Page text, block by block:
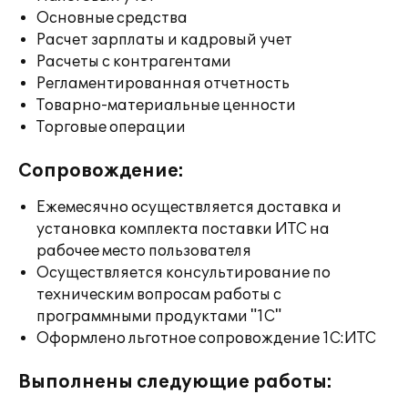
Основные средства
Расчет зарплаты и кадровый учет
Расчеты с контрагентами
Регламентированная отчетность
Товарно-материальные ценности
Торговые операции
Сопровождение:
Ежемесячно осуществляется доставка и
установка комплекта поставки ИТС на
рабочее место пользователя
Осуществляется консультирование по
техническим вопросам работы с
программными продуктами "1С"
Оформлено льготное сопровождение 1С:ИТС
Выполнены следующие работы: